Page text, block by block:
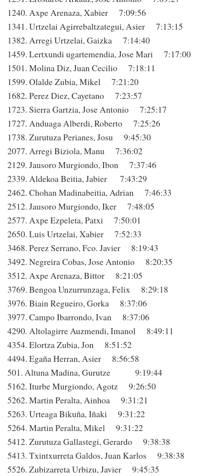
1240. Axpe Arenaza, Xabier 7:09:56
1341. Urtzelai Agirrebaltzategui, Asier 7:13:15
1382. Arregi Urtzelai, Gaizka 7:14:40
1459. Lertxundi ugartemendia, Jose Mari 7:17:00
1501. Molina Diz, Juan Cecilio 7:18:11
1599. Olalde Zubia, Mikel 7:21:20
1682. Perez Diez, Cayetano 7:23:57
1723. Sierra Gartzia, Jose Antonio 7:25:17
1727. Anduaga Alberdi, Roberto 7:25:26
1738. Zurutuza Perianes, Josu 9:45:30
2077. Arregi Biziola, Manu 7:36:02
2129. Jausoro Murgiondo, Ibon 7:37:46
2339. Aldekoa Beitia, Jabier 7:43:29
2462. Chohan Madinabeitia, Adrian 7:46:33
2512. Jausoro Murgiondo, Iker 7:48:05
2577. Axpe Ezpeleta, Patxi 7:50:01
2650. Luis Urtzelai, Xabier 7:52:33
3468. Perez Serrano, Fco. Javier 8:19:43
3492. Negreira Cobas, Jose Antonio 8:20:35
3512. Axpe Arenaza, Bittor 8:21:05
3769. Bengoa Unzurrunzaga, Felix 8:29:18
3976. Biain Regueiro, Gorka 8:37:06
3977. Campo Ibarrondo, Ivan 8:37:06
4290. Altolagirre Auzmendi, Imanol 8:49:11
4354. Elortza Zubia, Jon 8:51:52
4494. Egaña Herran, Asier 8:56:58
501. Altuna Madina, Gurutze 9:19:44
5162. Iturbe Murgiondo, Agotz 9:26:50
5262. Martin Peralta, Ainhoa 9:31:21
5263. Urteaga Bikuña, Iñaki 9:31:22
5264. Martin Peralta, Mikel 9:31:22
5412. Zurutuza Gallastegi, Gerardo 9:38:38
5413. Txintxurreta Galdos, Juan Karlos 9:38:38
5526. Zubizarreta Urbizu, Javier 9:45:35